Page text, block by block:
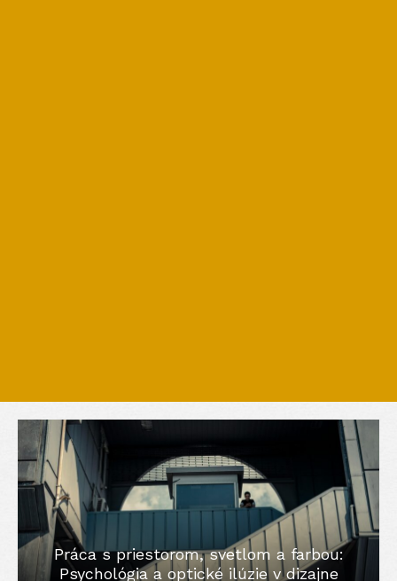
Práca s priestorom, svetlom a farbou:
Psychológia a optické ilúzie v dizajne